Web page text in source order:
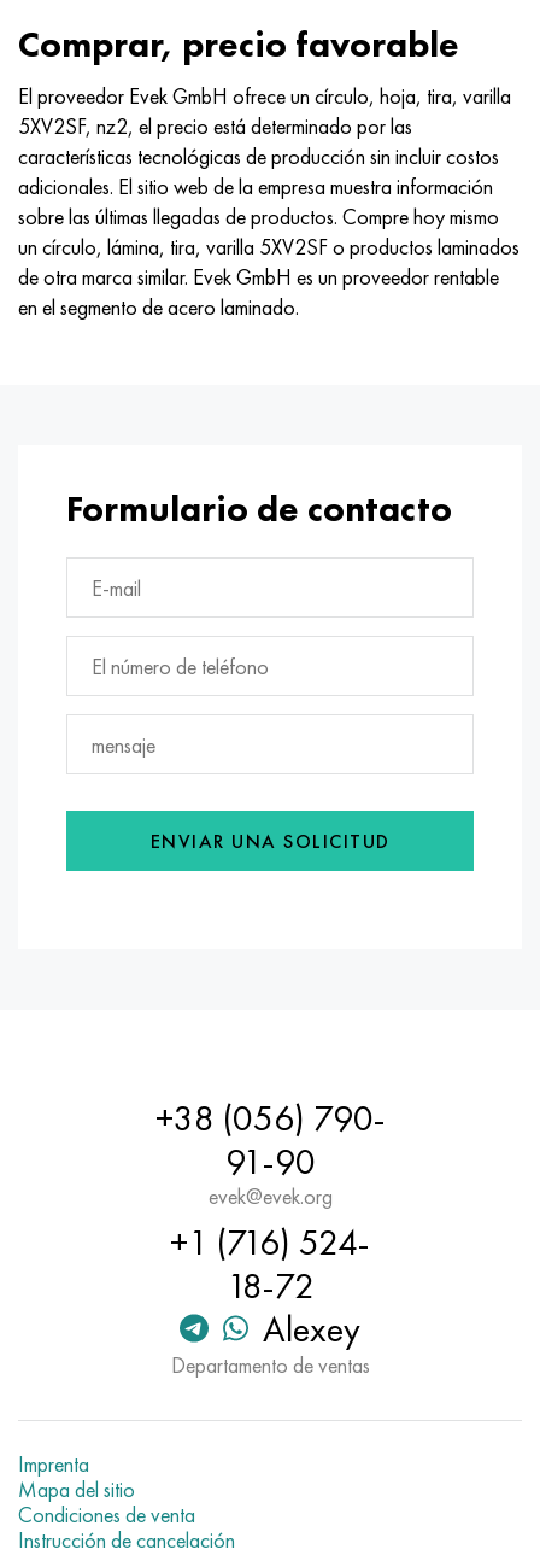
Comprar, precio favorable
El proveedor Evek GmbH ofrece un círculo, hoja, tira, varilla
5XV2SF, nz2, el precio está determinado por las
características tecnológicas de producción sin incluir costos
adicionales. El sitio web de la empresa muestra información
sobre las últimas llegadas de productos. Compre hoy mismo
un círculo, lámina, tira, varilla 5XV2SF o productos laminados
de otra marca similar. Evek GmbH es un proveedor rentable
en el segmento de acero laminado.
Formulario de contacto
ENVIAR UNA SOLICITUD
+38 (056) 790-
91-90
evek@evek.org
+1 (716) 524-
18-72
Alexey
Departamento de ventas
Imprenta
Mapa del sitio
Condiciones de venta
Instrucción de cancelación